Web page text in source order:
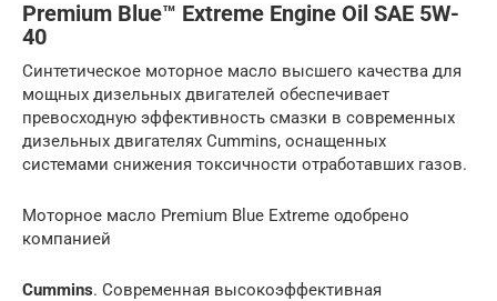
Premium Blue™ Extreme Engine Oil SAE 5W-
40
Синтетическое моторное масло высшего качества для
мощных дизельных двигателей обеспечивает
превосходную эффективность смазки в современных
дизельных двигателях Cummins, оснащенных
системами снижения токсичности отработавших газов.
Моторное масло Premium Blue Extreme одобрено
компанией
Cummins. Современная высокоэффективная